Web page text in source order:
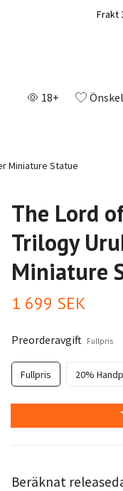
Frakt
18+
Miniature Statue
The Lord
Trilogy
Miniature
1 699 SEK
Preorderavgift Fullpris
Fullpris 20%
Beräknat